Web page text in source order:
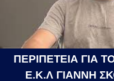
ΠΕΡΙΠΕΤΕΙΑ ΓΙΑ
Ε.Κ.Λ ΓΙΑΝΝΗ